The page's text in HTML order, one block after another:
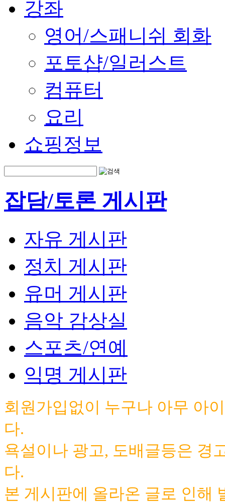
강좌
영어/스패니쉬 회화
포토샵/일러스트
컴퓨터
요리
쇼핑정보
잡담/토론 게시판
자유 게시판
정치 게시판
유머 게시판
음악 감상실
스포츠/연예
익명 게시판
회원가입없이 누구나 아무 아
다.
욕설이나 광고, 도배글등은 경
다.
본 게시판에 올라온 글로 인해